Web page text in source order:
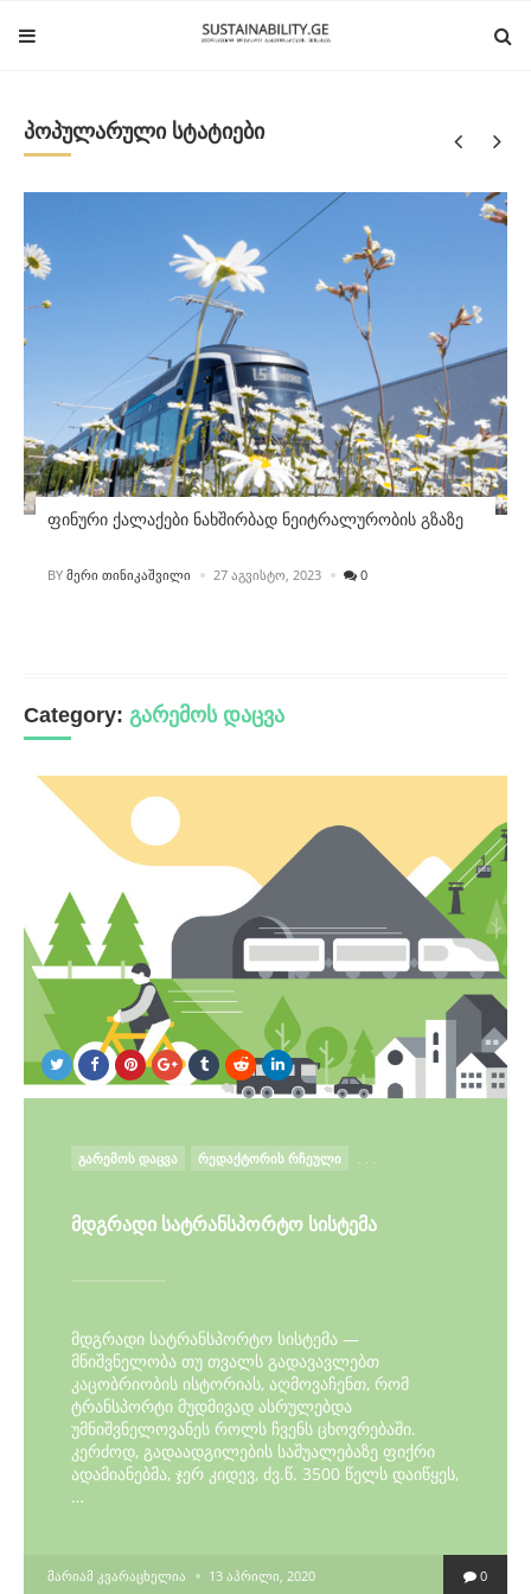
პოპულარული სტატიები
ფინური ქალაქები ნახშირბად ნეიტრალურობის გზაზე
POSTED
BY ᲛᲔᲠᲘ ᲗᲘᲜᲘᲙᲐᲨᲕᲘᲚᲘ 27 ᲐᲒᲕᲘᲡᲢᲝ, 2023 0
Category: გარემოს დაცვა
POSTED
IN
ᲒᲐᲠᲔᲛᲝᲡ ᲓᲐᲪᲕᲐ ᲠᲔᲓᲐᲥᲢᲝᲠᲘᲡ ᲠᲩᲔᲣᲚᲘ
მდგრადი სატრანსპორტო სისტემა
მდგრადი სატრანსპორტო სისტემა —
მნიშვნელობა თუ თვალს გადავავლებთ
კაცობრიობის ისტორიას, აღმოვაჩენთ, რომ
ტრანსპორტი მუდმივად ასრულებდა
უმნიშვნელოვანეს როლს ჩვენს ცხოვრებაში.
კერძოდ, გადაადგილების საშუალებაზე ფიქრი
ადამიანებმა, ჯერ კიდევ, ძვ.წ. 3500 წელს დაიწყეს,
…
POSTED
ᲛᲐᲠᲘᲐᲛ ᲙᲕᲐᲠᲐᲪᲮᲔᲚᲘᲐ 13 ᲐᲞᲠᲘᲚᲘ, 2020 0